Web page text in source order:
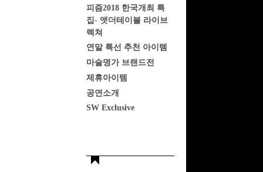
피즘2018 한국개최 특
집- 앳더테이블 라이브
렉쳐
연말 특선 추천 아이템
마술명가 브랜드전
제휴아이템
공연소개
SW Exclusive